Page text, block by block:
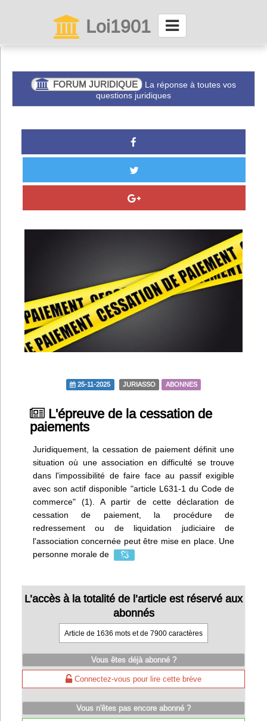
Loi1901
Connexion
Partager
Divers
Abo Lettrasso
Désabo Lettrasso
Nous contacter
FORUM JURIDIQUE
La réponse à toutes vos
questions juridiques
25-11-2025 JURIASSO ABONNES
L'épreuve de la cessation de
paiements
Juridiquement, la cessation de paiement définit une
situation où une association en difficulté se trouve
dans l'impossibilité de faire face au passif exigible
avec son actif disponible "article L631-1 du Code de
commerce" (1). A partir de cette déclaration de
cessation de paiement, la procédure de
redressement ou de liquidation judiciaire de
l'association concernée peut être mise en place. Une
personne morale de
L’accès à la totalité de l’article est réservé aux
abonnés
Article de 1636 mots et de 7900 caractères
Vous êtes déjà abonné ?
Connectez-vous pour lire cette brève
Vous n'êtes pas encore abonné ?